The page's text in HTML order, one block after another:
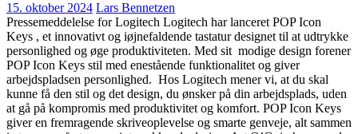
15. oktober 2024 Lars Bennetzen
Pressemeddelelse for Logitech Logitech har lanceret POP Icon
Keys , et innovativt og iøjnefaldende tastatur designet til at udtrykke
personlighed og øge produktiviteten. Med sit modige design forener
POP Icon Keys stil med enestående funktionalitet og giver
arbejdspladsen personlighed. Hos Logitech mener vi, at du skal
kunne få den stil og det design, du ønsker på din arbejdsplads, uden
at gå på kompromis med produktivitet og komfort. POP Icon Keys
giver en fremragende skriveoplevelse og smarte genveje, alt sammen